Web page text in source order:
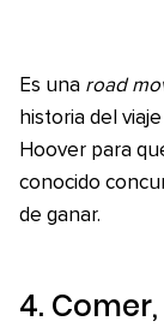
Es una road
historia del
Hoover para
conocido
de ganar.
4.